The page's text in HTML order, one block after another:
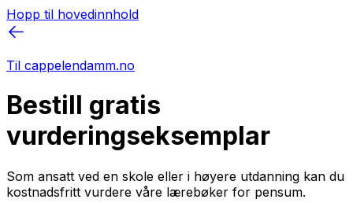
Hopp til hovedinnhold
Til cappelendamm.no
Bestill gratis
vurderingseksemplar
Som ansatt ved en skole eller i høyere utdanning kan du
kostnadsfritt vurdere våre lærebøker for pensum.